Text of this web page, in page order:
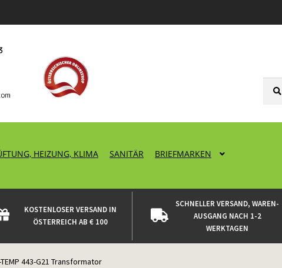
nach:
HEIZUNG, KLIMA SANITÄR BRIEFMARKEN
KOSTENLOSER VERSAND IN
ÖSTERREICH AB € 100
SCHNELLER VERSAND, WAREN-
AUSGANG NACH 1-2
WERKTAGEN
TEMP 443-G21 Transformator